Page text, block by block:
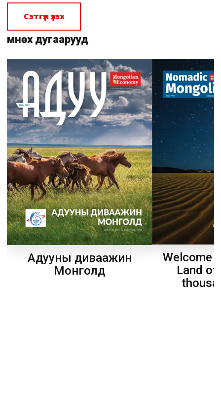
Сэтгүүл үзэх
Өмнөх дугаарууд
Адууны диваажин
Монголд
Welcome
Land of